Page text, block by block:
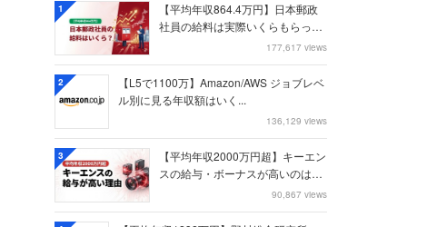
1
【平均年収864.4万円】日本郵政
社員の給料は実際いくらもらって
177,617 views
2
【L5で1100万】Amazon/AWS ジョブレベ
ル別に見る年収額はいく...
136,129 views
3
【平均年収2000万円超】キーエン
スの給与・ボーナスが高いのはな
90,867 views